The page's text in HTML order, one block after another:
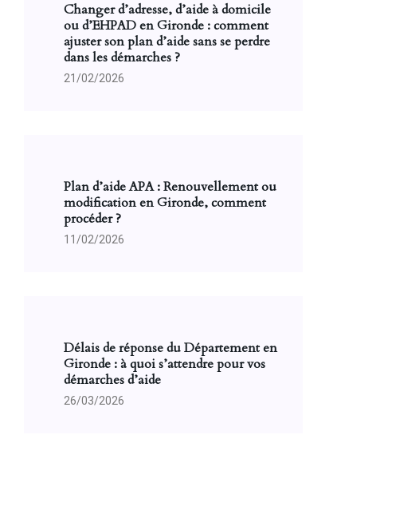
Changer d’adresse, d’aide à domicile
ou d’EHPAD en Gironde : comment
ajuster son plan d’aide sans se perdre
dans les démarches ?
21/02/2026
Plan d’aide APA : Renouvellement ou
modification en Gironde, comment
procéder ?
11/02/2026
Délais de réponse du Département en
Gironde : à quoi s’attendre pour vos
démarches d’aide
26/03/2026